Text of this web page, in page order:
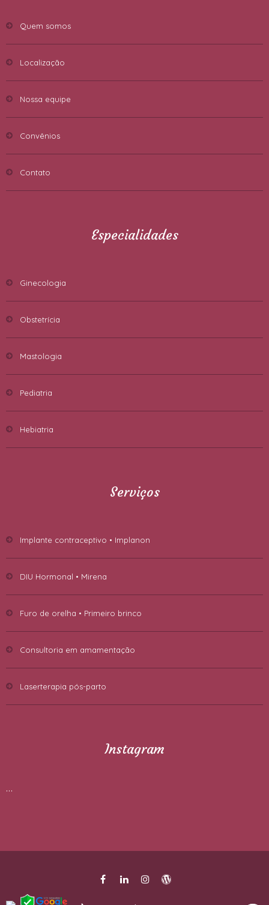
Quem somos
Localização
Nossa equipe
Convênios
Contato
Especialidades
Ginecologia
Obstetrícia
Mastologia
Pediatria
Hebiatria
Serviços
Implante contraceptivo • Implanon
DIU Hormonal • Mirena
Furo de orelha • Primeiro brinco
Consultoria em amamentação
Laserterapia pós-parto
Instagram
…